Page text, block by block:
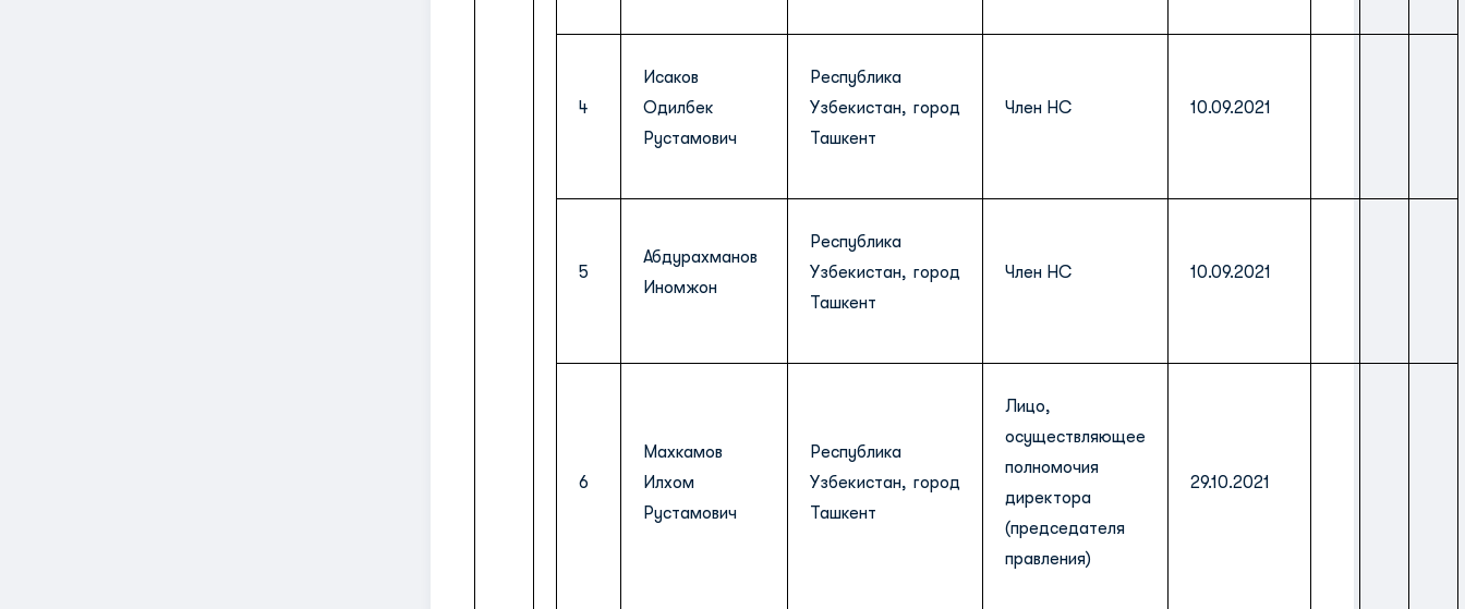
4
Исаков
Одилбек
Рустамович
Республика
Узбекистан, город
Ташкент
Член НС 10.09.2021
5
Абдурахманов
Иномжон
Республика
Узбекистан, город
Ташкент
Член НС 10.09.2021
6
Махкамов
Илхом
Рустамович
Республика
Узбекистан, город
Ташкент
Лицо,
осуществляющее
полномочия
директора
(председателя
правления)
29.10.2021